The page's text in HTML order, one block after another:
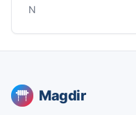
N
Magdir